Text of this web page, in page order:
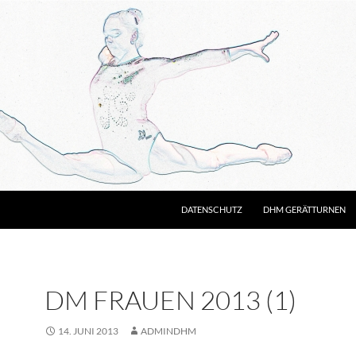
DATENSCHUTZ DHM GERÄTTURNEN
DM FRAUEN 2013 (1)
14. JUNI 2013 ADMINDHM